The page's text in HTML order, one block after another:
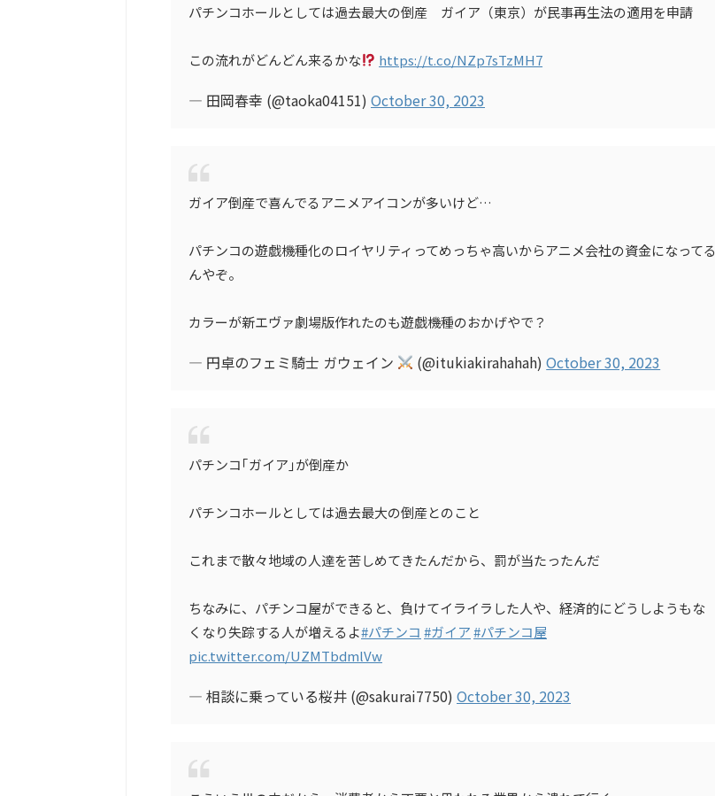
パチンコホールとしては過去最大の倒産 ガイア（東京）が民事再生法の適用を申請
この流れがどんどん来るかな https://t.co/NZp7sTzMH7
— 田岡春幸 (@taoka04151) October 30, 2023
ガイア倒産で喜んでるアニメアイコンが多いけど…
パチンコの遊戯機種化のロイヤリティってめっちゃ高いからアニメ会社の資金になってる
んやぞ。
カラーが新エヴァ劇場版作れたのも遊戯機種のおかげやで？
— 円卓のフェミ騎士 ガウェイン (@itukiakirahahah)October 30, 2023
パチンコ｢ガイア｣が倒産か
パチンコホールとしては過去最大の倒産とのこと
これまで散々地域の人達を苦しめてきたんだから、罰が当たったんだ
ちなみに、パチンコ屋ができると、負けてイライラした人や、経済的にどうしようもな
くなり失踪する人が増えるよ#パチンコ #ガイア#パチンコ屋
pic.twitter.com/UZMTbdmlVw
— 相談に乗っている桜井 (@sakurai7750) October 30, 2023